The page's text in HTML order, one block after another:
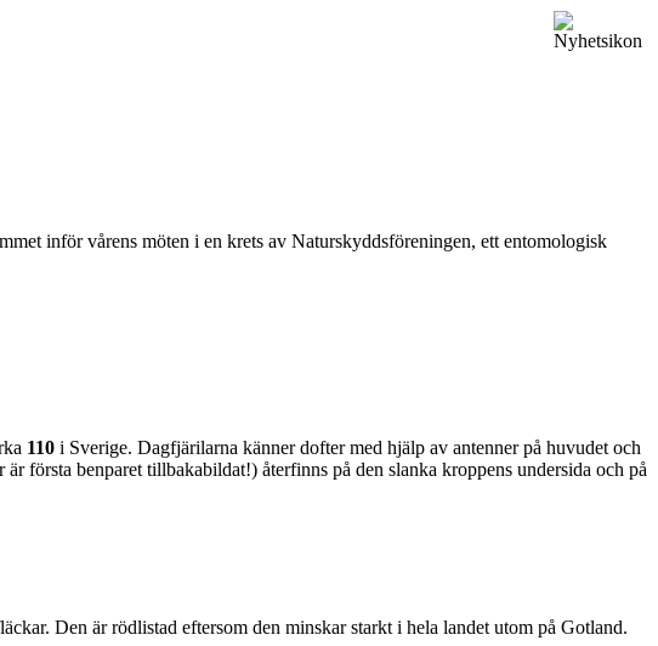
inför vårens möten i en krets av Naturskyddsföreningen, ett entomologisk
110 i Sverige. Dagfjärilarna känner dofter med hjälp av antenner på huvudet och
första benparet tillbakabildat!) återfinns på den slanka kroppens undersida och på
Den är rödlistad eftersom den minskar starkt i hela landet utom på Gotland.